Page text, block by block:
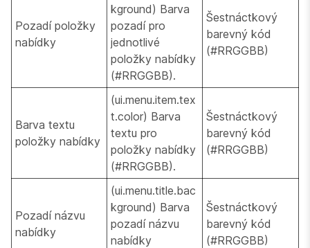
Pozadí položky
nabídky
kground) Barva
pozadí pro
jednotlivé
položky nabídky
(#RRGGBB).
Šestnáctkový
barevný kód
(#RRGGBB)
Barva textu
položky nabídky
(ui.menu.item.tex
t.color) Barva
textu pro
položky nabídky
(#RRGGBB).
Šestnáctkový
barevný kód
(#RRGGBB)
Pozadí názvu
nabídky
(ui.menu.title.bac
kground) Barva
pozadí názvu
nabídky
Šestnáctkový
barevný kód
(#RRGGBB)